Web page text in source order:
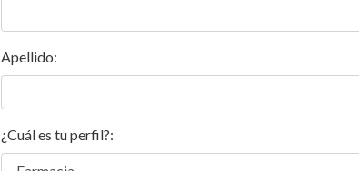
Apellido:
¿Cuál es tu perfil?: